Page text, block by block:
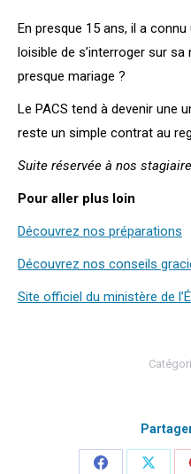
En presque 15 ans, il a
loisible de s’interroger sur
presque mariage ?
Le PACS tend à devenir une
reste un simple contrat au
Suite réservée à nos
Pour aller plus loin
Découvrez nos préparations
Découvrez nos conseils
Site officiel du ministère de